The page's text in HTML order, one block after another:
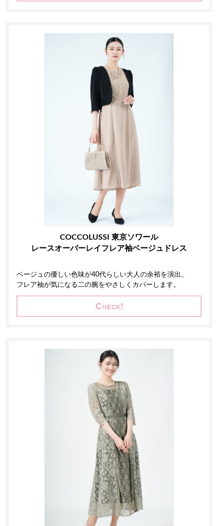
COCCOLUSSI 東京ソワール
レースオーバーレイフレア袖ベージュドレス
ベージュの優しい色味が40代らしい大人の余裕を演出。
フレア袖が気になる二の腕をやさしくカバーします。